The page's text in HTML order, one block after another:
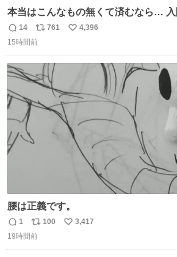
本当はこんなもの無くて済むなら… 入院してる嫁さんの病
棟、共同の冷蔵庫の中身を勝手に触る
ナルゲンボトルの中身が減っている事
ないと蓋が回せないやつ』を作ったぞ
返
信
14
リ
ポ
ト
数
761
い
4,396
15時間前
腰は正義です。
返
信
1
リ
ポ
100
い
3,417
19時間前